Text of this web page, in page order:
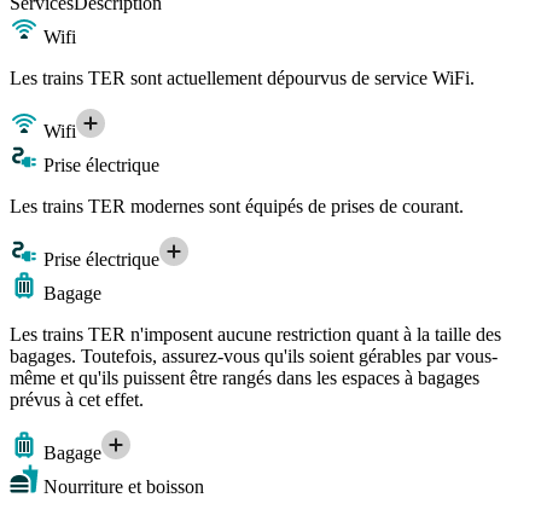
Wifi
Les trains TER sont actuellement dépourvus de service WiFi.
Wifi
Prise électrique
Les trains TER modernes sont équipés de prises de courant.
Prise électrique
Bagage
Les trains TER n'imposent aucune restriction quant à la taille des
bagages. Toutefois, assurez-vous qu'ils soient gérables par vous-
même et qu'ils puissent être rangés dans les espaces à bagages
prévus à cet effet.
Bagage
Nourriture et boisson